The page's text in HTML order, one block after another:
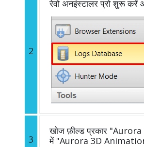
2
रेवो अनइंस्टालर प्रो शुरू
3
खोज फ़ील्ड प्रकार
में "Aurora 3D